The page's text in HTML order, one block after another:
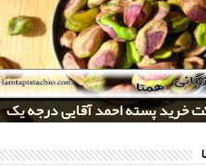
کلی پسته شور اکبری صادراتی
خرید پسته احمد آقایی درجه یک
تولید پسته صادراتی رفسنجان
خريد پسته رفسنجان صادراتی
خرید پسته اکبری بسته بندی شده